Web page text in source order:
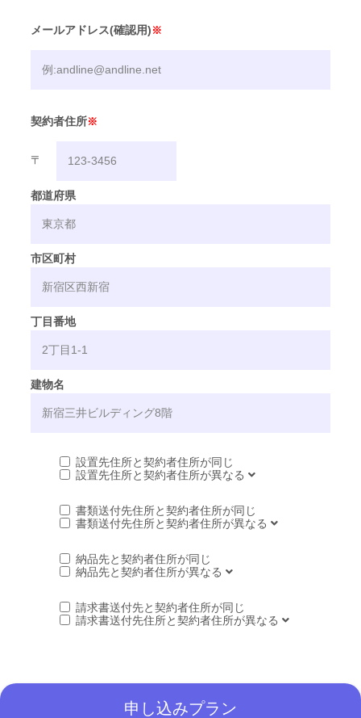
メールアドレス(確認用) ※
契約者住所※
〒
都道府県
市区町村
丁目番地
建物名
設置先住所と契約者住所が同じ
設置先住所と契約者住所が異なる
書類送付先住所と契約者住所が同じ
書類送付先住所と契約者住所が異なる
納品先と契約者住所が同じ
納品先と契約者住所が異なる
請求書送付先と契約者住所が同じ
請求書送付先住所と契約者住所が異なる
申し込みプラン